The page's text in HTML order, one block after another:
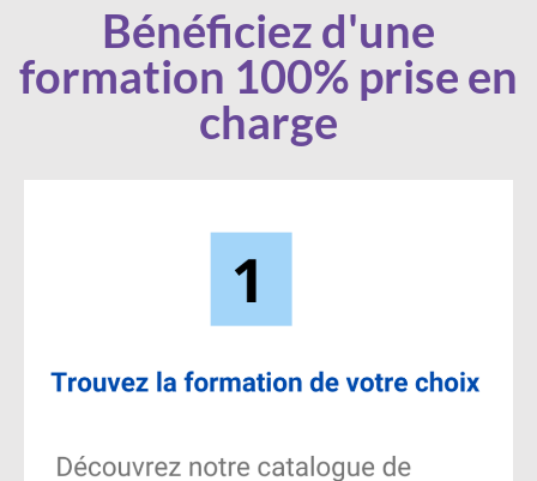
Bénéficiez d'une
formation 100% prise en
charge